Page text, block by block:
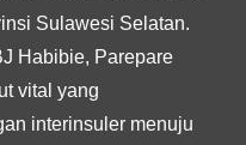
Sulawesi Selatan.
Habibie, Parepare
vital yang
interinsuler menuju